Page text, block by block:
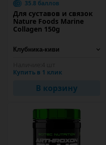
35.8 баллов
Для суставов и связок
Nature Foods Marine
Collagen 150g
Купить в 1 клик
В корзину